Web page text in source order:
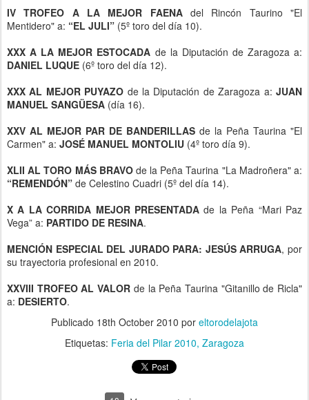
IV TROFEO A LA MEJOR FAENAdel Rincón Taurino "El
Mentidero" a: “EL JULI” (5º toro del día 10).
XXX A LA MEJOR ESTOCADA de la Diputación de Zaragoza a:
DANIEL LUQUE (6º toro del día 12).
XXX AL MEJOR PUYAZO de la Diputación de Zaragoza a:JUAN
MANUEL SANGÜESA (día 16).
XXV AL MEJOR PAR DE BANDERILLAS de la Peña Taurina "El
Carmen" a: JOSÉ MANUEL MONTOLIU (4º toro día 9).
XLII AL TORO MÁS BRAVOde la Peña Taurina "La Madroñera" a:
“REMENDÓN” de Celestino Cuadri (5º del día 14).
X A LA CORRIDA MEJOR PRESENTADA de la Peña “Mari Paz
Vega” a: PARTIDO DE RESINA.
MENCIÓN ESPECIAL DEL JURADO PARA: JESÚS ARRUGA, por
su trayectoria profesional en 2010.
XXVIII TROFEO AL VALOR de la Peña Taurina "Gitanillo de Ricla"
a: DESIERTO.
Publicado 18th October 2010 por eltorodelajota
Etiquetas: Feria del Pilar 2010 Zaragoza